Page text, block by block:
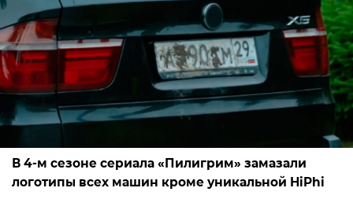
В 4-м сезоне сериала «Пилигрим» замазали
логотипы всех машин кроме уникальной HiPhi